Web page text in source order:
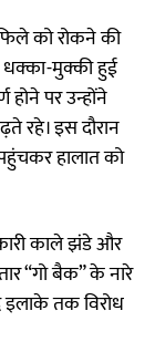
को रोकने की
धक्का-मुक्की हुई
पर उन्होंने
रहे। इस दौरान
हालात को
काले झंडे और
“गो बैक” के नारे
इलाके तक विरोध